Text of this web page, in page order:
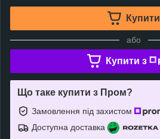
Купити
або
Купити з
Що таке купити з Пром?
Замовлення під захистом
Доступна доставка